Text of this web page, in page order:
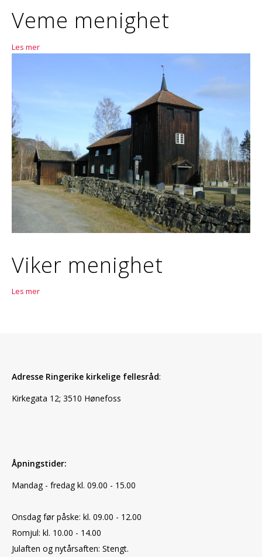
Veme menighet
Les mer
Viker menighet
Les mer
Adresse Ringerike kirkelige fellesråd:
Kirkegata 12; 3510 Hønefoss
Åpningstider:
Mandag - fredag kl. 09.00 - 15.00
Onsdag før påske: kl. 09.00 - 12.00
Romjul: kl. 10.00 - 14.00
Julaften og nytårsaften: Stengt.